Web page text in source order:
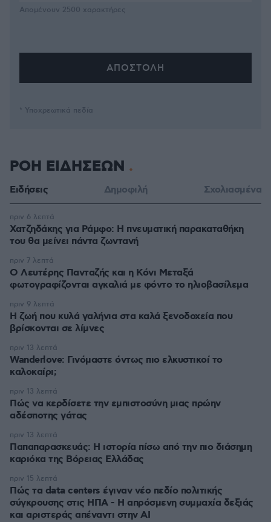
Απομένουν 2500 χαρακτήρες
* Υποχρεωτικά πεδία
ΡΟΗ ΕΙΔΗΣΕΩΝ
Ειδήσεις Δημοφιλή Σχολιασμένα
Χατζηδάκης για Ράμφο: Η πνευματική παρακαταθήκη
του θα μείνει πάντα ζωντανή
πριν 6 λεπτά
Ο Λευτέρης Πανταζής και η Κόνι Μεταξά
φωτογραφίζονται αγκαλιά με φόντο το ηλιοβασίλεμα
πριν 7 λεπτά
Η ζωή που κυλά γαλήνια στα καλά ξενοδοχεία που
βρίσκονται σε λίμνες
πριν 9 λεπτά
Wanderlove: Γινόμαστε όντως πιο ελκυστικοί το
καλοκαίρι;
πριν 13 λεπτά
Πώς να κερδίσετε την εμπιστοσύνη μιας πρώην
αδέσποτης γάτας
πριν 13 λεπτά
Παπαπαρασκευάς: Η ιστορία πίσω από την πιο διάσημη
καριόκα της Βόρειας Ελλάδας
πριν 13 λεπτά
Πώς τα data centers έγιναν νέο πεδίο πολιτικής
σύγκρουσης στις ΗΠΑ - Η απρόσμενη συμμαχία δεξιάς
και αριστεράς απέναντι στην AI
πριν 15 λεπτά